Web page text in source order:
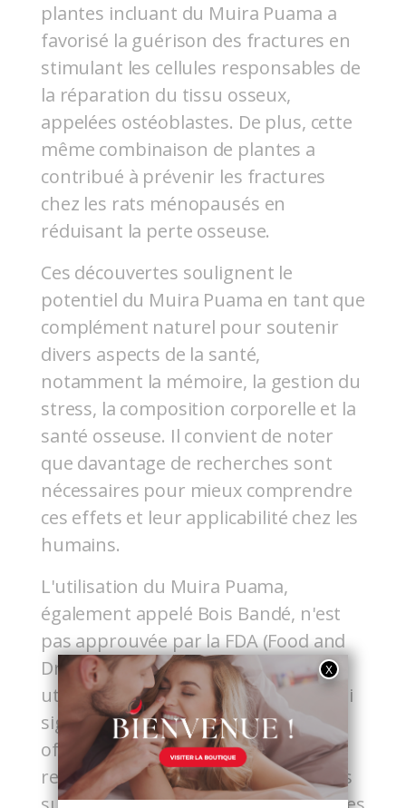
plantes incluant du Muira Puama a
favorisé la guérison des fractures en
stimulant les cellules responsables de
la réparation du tissu osseux,
appelées ostéoblastes. De plus, cette
même combinaison de plantes a
contribué à prévenir les fractures
chez les rats ménopausés en
réduisant la perte osseuse.
Ces découvertes soulignent le
potentiel du Muira Puama en tant que
complément naturel pour soutenir
divers aspects de la santé,
notamment la mémoire, la gestion du
stress, la composition corporelle et la
santé osseuse. Il convient de noter
que davantage de recherches sont
nécessaires pour mieux comprendre
ces effets et leur applicabilité chez les
humains.
L'utilisation du Muira Puama,
également appelé Bois Bandé, n'est
pas approuvée par la FDA (Food and
Drug Administration) pour une
utilisation médicale spécifique, ce qui
signifie qu'il n'existe pas de dose
officielle établie. Les doses
recommandées sont souvent basées